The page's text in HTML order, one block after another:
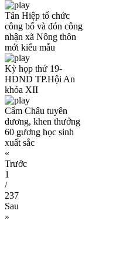
Tân Hiệp tổ chức
công bố và đón công
nhận xã Nông thôn
mới kiểu mẫu
Kỳ họp thứ 19-
HĐND TP.Hội An
khóa XII
Cẩm Châu tuyên
dương, khen thưởng
60 gương học sinh
xuất sắc
«
Trước
1
/
237
Sau
»